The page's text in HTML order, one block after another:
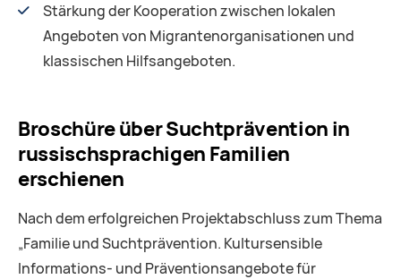
Stärkung der Kooperation zwischen lokalen
Angeboten von Migrantenorganisationen und
klassischen Hilfsangeboten.
Broschüre über Suchtprävention in
russischsprachigen Familien
erschienen
Nach dem erfolgreichen Projektabschluss zum Thema
„Familie und Suchtprävention. Kultursensible
Informations- und Präventionsangebote für